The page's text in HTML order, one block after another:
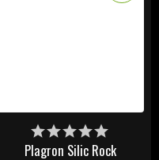
DERNIERS ARTICLES EN
STOCK
Plagron Silic Rock